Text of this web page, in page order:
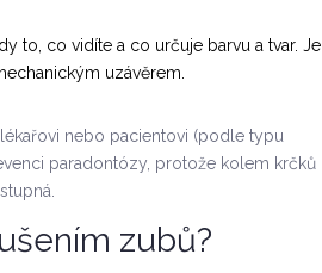
to, co vidíte a co určuje barvu a tvar. Je
uzávěrem.
nebo pacientovi (podle typu
paradontózy, protože kolem krčků
zubů?